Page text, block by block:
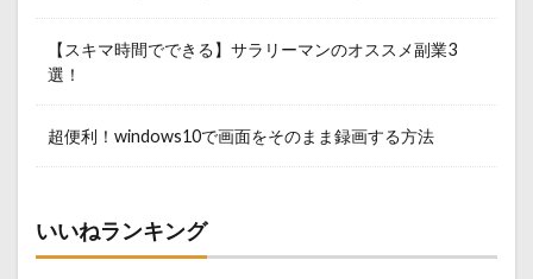
【スキマ時間でできる】サラリーマンのオススメ副業3
選！
超便利！windows10で画面をそのまま録画する方法
いいねランキング